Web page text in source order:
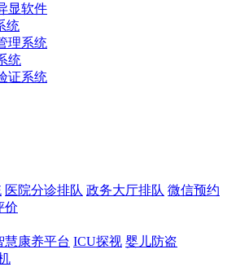
显软件
统
理系统
统
证系统
医院分诊排队 政务大厅排队 微信预约
价
慧康养平台 ICU探视 婴儿防盗